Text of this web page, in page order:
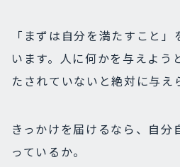
「まずは自分を満たすこと
います。 人に何かを与えよう
たされていないと絶対に与え
きっかけを届けるなら、自分
っているか。